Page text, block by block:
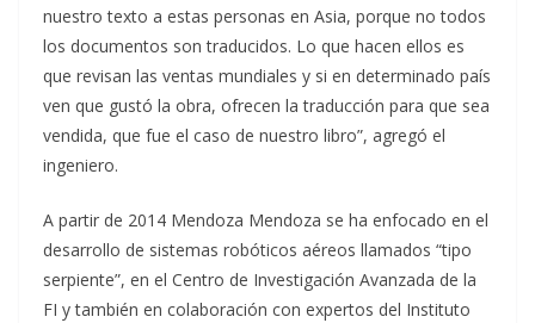
nuestro texto a estas personas en Asia, porque no todos
los documentos son traducidos. Lo que hacen ellos es
que revisan las ventas mundiales y si en determinado país
ven que gustó la obra, ofrecen la traducción para que sea
vendida, que fue el caso de nuestro libro”, agregó el
ingeniero.
A partir de 2014 Mendoza Mendoza se ha enfocado en el
desarrollo de sistemas robóticos aéreos llamados “tipo
serpiente”, en el Centro de Investigación Avanzada de la
FI y también en colaboración con expertos del Instituto